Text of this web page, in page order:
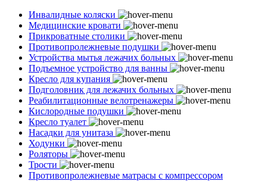
Инвалидные коляски
Медицинские кровати
Прикроватные столики
Противопролежневые подушки
Устройства мытья лежачих больных
Подъемное устройство для ванны
Кресло для купания
Подголовник для лежачих больных
Реабилитационные велотренажеры
Кислородные подушки
Кресло туалет
Насадки для унитаза
Ходунки
Роляторы
Трости
Противопролежневые матрасы с компрессором